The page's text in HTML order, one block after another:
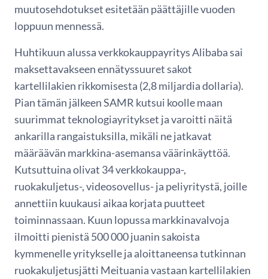
muutosehdotukset esitetään päättäjille vuoden
loppuun mennessä.
Huhtikuun alussa verkkokauppayritys Alibaba sai
maksettavakseen ennätyssuuret sakot
kartellilakien rikkomisesta (2,8 miljardia dollaria).
Pian tämän jälkeen SAMR kutsui koolle maan
suurimmat teknologiayritykset ja varoitti näitä
ankarilla rangaistuksilla, mikäli ne jatkavat
määräävän markkina-asemansa väärinkäyttöä.
Kutsuttuina olivat 34 verkkokauppa-,
ruokakuljetus-, videosovellus- ja peliyritystä, joille
annettiin kuukausi aikaa korjata puutteet
toiminnassaan. Kuun lopussa markkinavalvoja
ilmoitti pienistä 500 000 juanin sakoista
kymmenelle yritykselle ja aloittaneensa tutkinnan
ruokakuljetusjätti Meituania vastaan kartellilakien